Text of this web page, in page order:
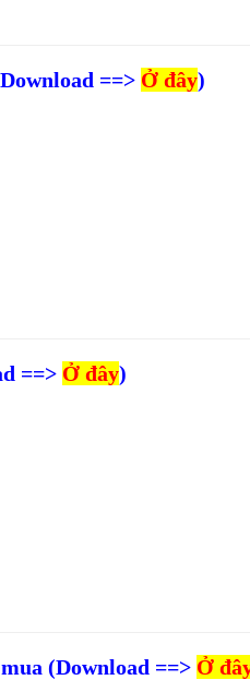
==> Ở đây)
==> Ở đây)
(Download ==> Ở